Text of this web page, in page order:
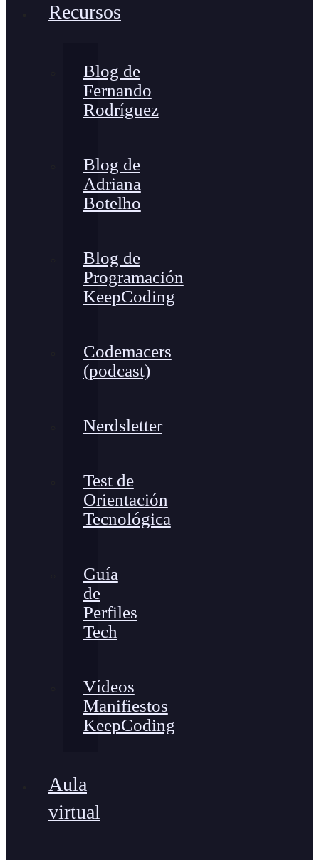
Recursos
Blog de
Fernando
Rodríguez
Blog de
Adriana
Botelho
Blog de
Programación
KeepCoding
Codemacers
(podcast)
Nerdsletter
Test de
Orientación
Tecnológica
Guía
de
Perfiles
Tech
Vídeos
Manifiestos
KeepCoding
Aula
virtual